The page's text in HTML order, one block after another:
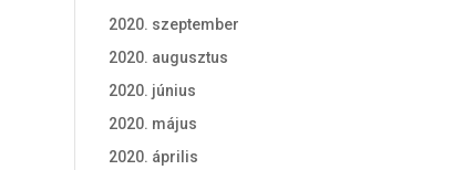
2020. szeptember
2020. augusztus
2020. június
2020. május
2020. április